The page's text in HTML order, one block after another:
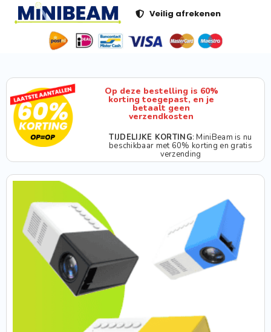
Veilig afrekenen
Op deze bestelling is 60%
korting toegepast, en je
betaalt geen
verzendkosten
TIJDELIJKE KORTING: MiniBeam is nu
beschikbaar met 60% korting en gratis
verzending